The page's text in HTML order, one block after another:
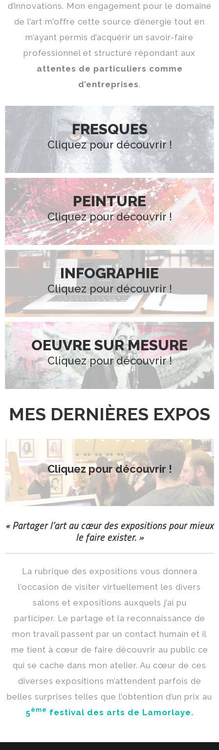
d’innovations. Mon engagement pour le domaine
de l’art m’offre cette source d’énergie tout en
m’ayant permis d’acquérir un savoir-faire
professionnel et structuré répondant aux
attentes de particuliers comme
d’entreprises.
FRESQUES
Cliquez pour découvrir !
PEINTURE
Cliquez pour découvrir !
INFOGRAPHIE
Cliquez pour découvrir !
OEUVRE SUR MESURE
Cliquez pour découvrir !
MES DERNIÈRES EXPOS
Cliquez pour découvrir !
« Partager l’art au cœur des expositions pour mieux
le faire exister. »
La rubrique des expositions vous donnera
l’occasion de visiter virtuellement les divers
salons et expositions auxquels j’ai pu
participer. Le partage et la reconnaissance de
mon travail passent par un contact humain et il
me tient à cœur de faire découvrir au public ce
qui se cache dans mon atelier. Au cœur de ces
diverses expositions m’attendent parfois de
belles surprises telles que l’obtention d’un prix au
5ème festival des arts de Lamorlaye.